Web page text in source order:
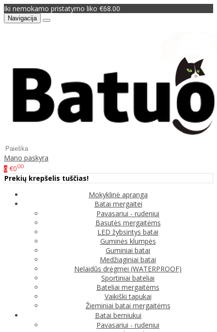
Iki nemokamo pristatymo liko €68.00
Navigacija
Mano paskyra
0 €000
Prekių krepšelis tuščias!
Mokyklinė apranga
Batai mergaitei
Pavasariui - rudeniui
Basutės mergaitėms
LED žybsintys batai
Guminės klumpės
Guminiai batai
Medžiaginiai batai
Nelaidūs drėgmei (WATERPROOF)
Sportiniai bateliai
Bateliai mergaitėms
Vaikiški tapukai
Žieminiai batai mergaitėms
Batai berniukui
Pavasariui - rudeniui